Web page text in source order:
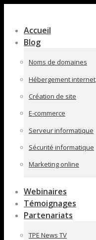
pleine
largeur
Accueil
Blog
Noms de domaines
Hébergement internet
Création de site
E-commerce
Serveur informatique
Sécurité informatique
Marketing online
Webinaires
Témoignages
Partenariats
TPE News TV